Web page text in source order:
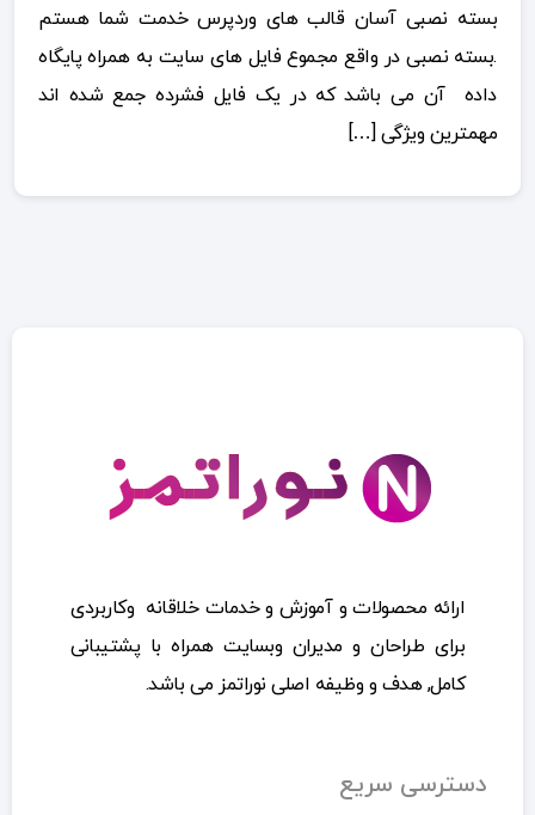
بسته نصبی آسان قالب های وردپرس خدمت شما هستم
.بسته نصبی در واقع مجموع فایل های سایت به همراه پایگاه
داده آن می باشد که در یک فایل فشرده جمع شده اند
مهمترین ویژگی […]
ارائه محصولات و آموزش و خدمات خلاقانه وکاربردی
برای طراحان و مدیران وبسایت همراه با پشتیبانی
کامل, هدف و وظیفه اصلی نوراتمز می باشد.
دسترسی سریع